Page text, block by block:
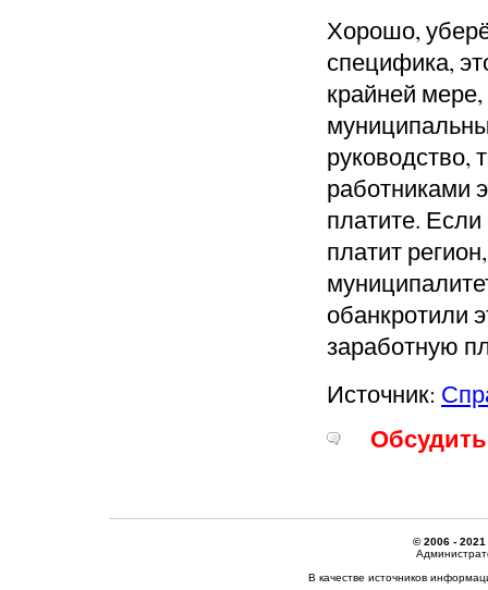
Хорошо,
специфика,
крайней мере,
руководство,
работниками
платите. Если
платит
обанкротили
заработную
Источник:
© 2006 - 2021
В качестве источников